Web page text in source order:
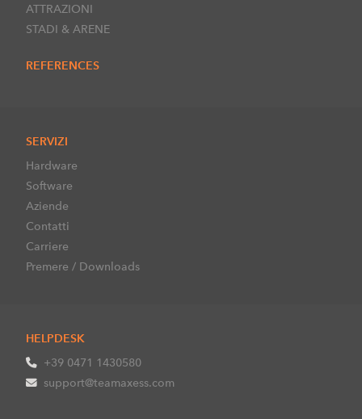
ATTRAZIONI
STADI & ARENE
REFERENCES
SERVIZI
Hardware
Software
Aziende
Contatti
Carriere
Premere / Downloads
HELPDESK
+39 0471 1430580
support@teamaxess.com